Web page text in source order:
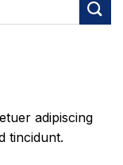
adipiscing
tincidunt.